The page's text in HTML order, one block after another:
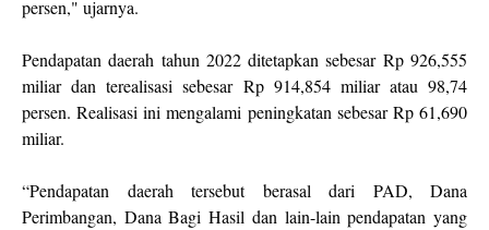
persen," ujarnya.
Pendapatan daerah tahun 2022 ditetapkan sebesar Rp 926,555
miliar dan terealisasi sebesar Rp 914,854 miliar atau 98,74
persen. Realisasi ini mengalami peningkatan sebesar Rp 61,690
miliar.
“Pendapatan daerah tersebut berasal dari PAD, Dana
Perimbangan, Dana Bagi Hasil dan lain-lain pendapatan yang